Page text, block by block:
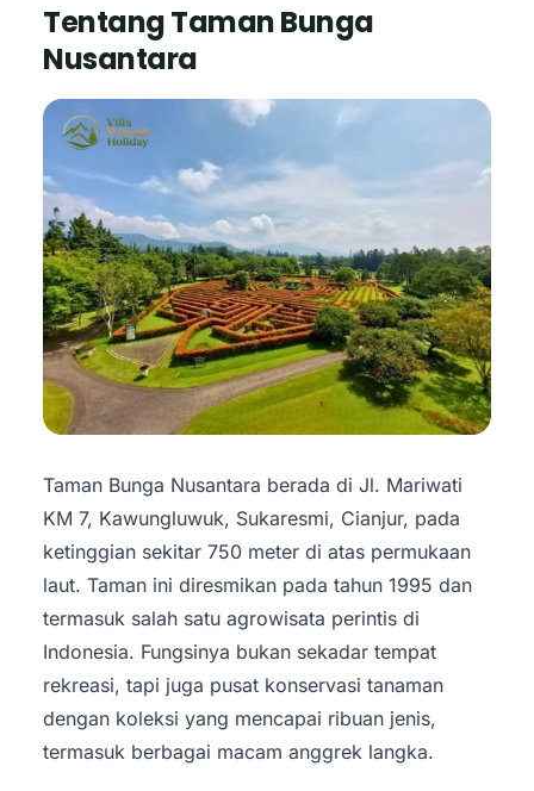
Tentang Taman Bunga
Nusantara
Taman Bunga Nusantara berada di Jl. Mariwati
KM 7, Kawungluwuk, Sukaresmi, Cianjur, pada
ketinggian sekitar 750 meter di atas permukaan
laut. Taman ini diresmikan pada tahun 1995 dan
termasuk salah satu agrowisata perintis di
Indonesia. Fungsinya bukan sekadar tempat
rekreasi, tapi juga pusat konservasi tanaman
dengan koleksi yang mencapai ribuan jenis,
termasuk berbagai macam anggrek langka.